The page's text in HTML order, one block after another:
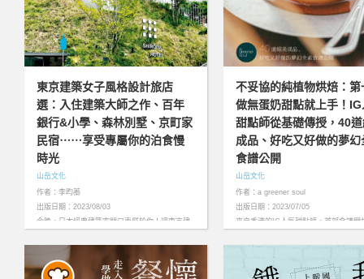
東京建築女子風格設計旅店
選：入住建築大師之作、百年
銀行&小學、森林別墅、京町家
民宿⋯⋯享受專屬你的泊食慢
時光
山岳文化
作者：李昀蓁
出版日期：2023/08/03
今晚，日本經典建築空間只專屬於你！讓東京建
不妥協的純植物烘焙：第
做無蛋奶甜點就上手！IG
甜點師從基礎傳授，40
成品、好吃又好做的夢幻
食譜公開
山岳文化
作者：a greener soul
出版日期：2023/07/05
來自香港的IG人氣甜點師，首部食譜問